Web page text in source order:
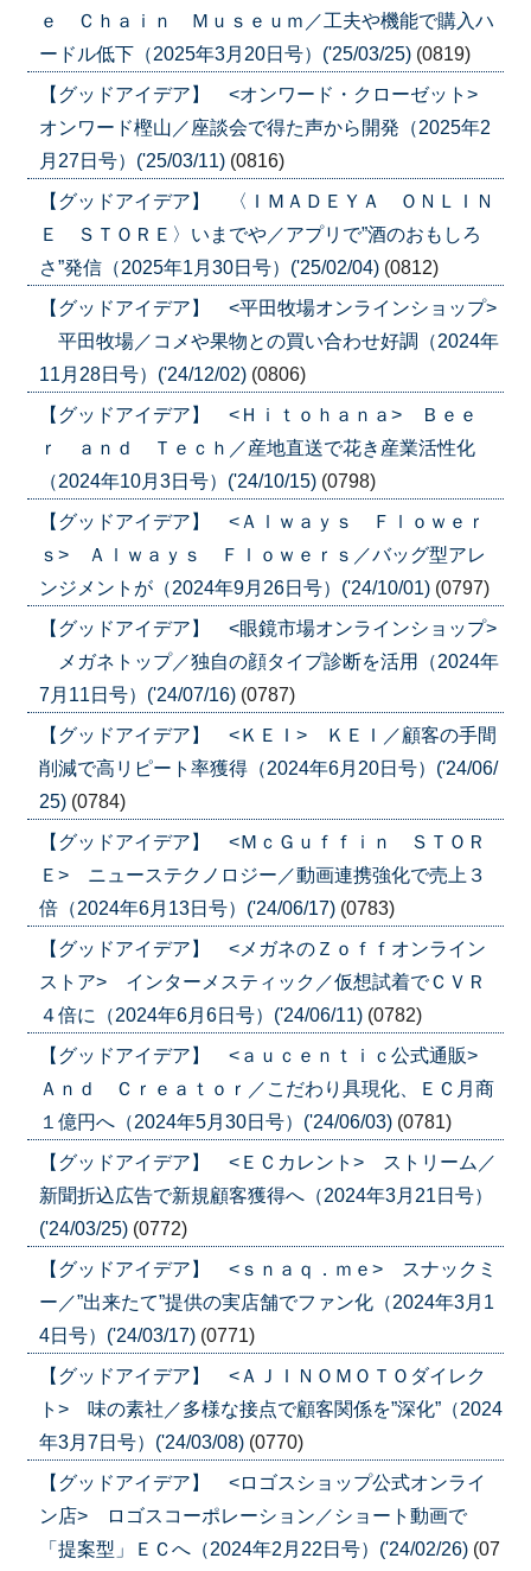
ｅ Ｃｈａｉｎ Ｍｕｓｅｕｍ／工夫や機能で購入ハ
ードル低下（2025年3月20日号）('25/03/25) (0819)
【グッドアイデア】 <オンワード・クローゼット>
オンワード樫山／座談会で得た声から開発（2025年2
月27日号）('25/03/11) (0816)
【グッドアイデア】 〈ＩＭＡＤＥＹＡ ＯＮＬＩＮ
Ｅ ＳＴＯＲＥ〉いまでや／アプリで”酒のおもしろ
さ”発信（2025年1月30日号）('25/02/04) (0812)
【グッドアイデア】 <平田牧場オンラインショップ>
平田牧場／コメや果物との買い合わせ好調（2024年
11月28日号）('24/12/02) (0806)
【グッドアイデア】 <Ｈｉｔｏｈａｎａ> Ｂｅｅ
ｒ ａｎｄ Ｔｅｃｈ／産地直送で花き産業活性化
（2024年10月3日号）('24/10/15) (0798)
【グッドアイデア】 <Ａｌｗａｙｓ Ｆｌｏｗｅｒ
ｓ> Ａｌｗａｙｓ Ｆｌｏｗｅｒｓ／バッグ型アレ
ンジメントが（2024年9月26日号）('24/10/01) (0797)
【グッドアイデア】 <眼鏡市場オンラインショップ>
メガネトップ／独自の顔タイプ診断を活用（2024年
7月11日号）('24/07/16) (0787)
【グッドアイデア】 <ＫＥＩ> ＫＥＩ／顧客の手間
削減で高リピート率獲得（2024年6月20日号）('24/06/
25) (0784)
【グッドアイデア】 <ＭｃＧｕｆｆｉｎ ＳＴＯＲ
Ｅ> ニューステクノロジー／動画連携強化で売上３
倍（2024年6月13日号）('24/06/17) (0783)
【グッドアイデア】 <メガネのＺｏｆｆオンライン
ストア> インターメスティック／仮想試着でＣＶＲ
４倍に（2024年6月6日号）('24/06/11) (0782)
【グッドアイデア】 <ａｕｃｅｎｔｉｃ公式通販>
Ａｎｄ Ｃｒｅａｔｏｒ／こだわり具現化、ＥＣ月商
１億円へ（2024年5月30日号）('24/06/03) (0781)
【グッドアイデア】 <ＥＣカレント> ストリーム／
新聞折込広告で新規顧客獲得へ（2024年3月21日号）
('24/03/25) (0772)
【グッドアイデア】 <ｓｎａｑ．ｍｅ> スナックミ
ー／”出来たて”提供の実店舗でファン化（2024年3月1
4日号）('24/03/17) (0771)
【グッドアイデア】 <ＡＪＩＮＯＭＯＴＯダイレク
ト> 味の素社／多様な接点で顧客関係を”深化”（2024
年3月7日号）('24/03/08) (0770)
【グッドアイデア】 <ロゴスショップ公式オンライ
ン店> ロゴスコーポレーション／ショート動画で
「提案型」ＥＣへ（2024年2月22日号）('24/02/26) (07